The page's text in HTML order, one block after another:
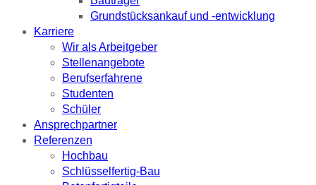
Grundstücksankauf und -entwicklung
Karriere
Wir als Arbeitgeber
Stellenangebote
Berufserfahrene
Studenten
Schüler
Ansprechpartner
Referenzen
Hochbau
Schlüsselfertig-Bau